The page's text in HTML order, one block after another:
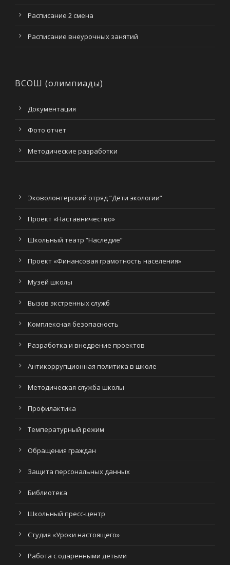
Расписание 2 смена
Расписание внеурочных занятий
ВСОШ (олимпиады)
Документация
Фото отчет
Методические разработки
Эковолонтерский отряд “Дети экологии”
Проект «Наставничество»
Школьный театр “Наследие”
Проект «Финансовая грамотность населения»
Музей школы
Вызов экстренных служб
Комплексная безопасность
Разработка и внедрение проектов
Антикоррупционная политика в школе
Методическая служба школы
Профилактика
Температурный режим
Обращения граждан
Защита персональных данных
Библиотека
Школьный пресс-центр
Студия «Уроки настоящего»
Работа с одаренными детьми